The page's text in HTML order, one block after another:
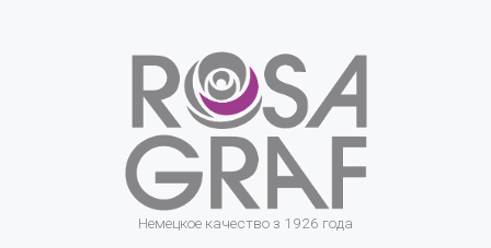
Немецкое качество з 1926 года